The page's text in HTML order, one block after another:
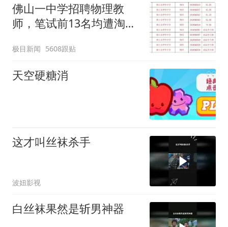
佛山一中学招聘物理教
师，笔试前13名均遭淘
聘，成立调查组全面核查
极目新闻 5608跟贴
天空硬糖消
这才叫丝袜杀手
波妞影视
白丝袜果然是斩男神器